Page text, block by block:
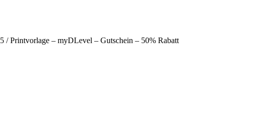
5 / Printvorlage – myDLevel – Gutschein – 50% Rabatt